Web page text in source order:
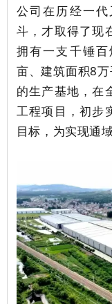
公司在历经一
斗，才取得了现
拥有一支千锤
亩、建筑面积8
的生产基地，在
工程项目，初步
目标，为实现通